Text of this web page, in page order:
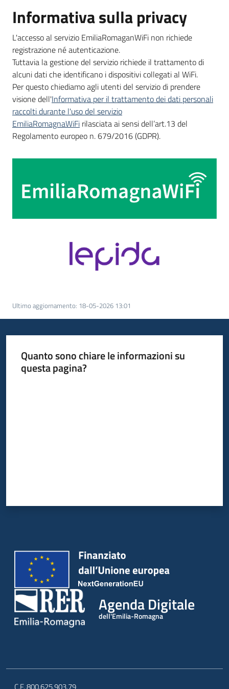
Informativa sulla privacy
L'accesso al servizio EmiliaRomaganWiFi non richiede
registrazione né autenticazione.
Tuttavia la gestione del servizio richiede il trattamento di
alcuni dati che identificano i dispositivi collegati al WiFi.
Per questo chiediamo agli utenti del servizio di prendere
visione dell'Informativa per il trattamento dei dati personali
raccolti durante l'uso del servizio
EmiliaRomagnaWiFi rilasciata ai sensi dell’art.13 del
Regolamento europeo n. 679/2016 (GDPR).
Ultimo aggiornamento: 18-05-2026 13:01
Quanto sono chiare le informazioni su
questa pagina?
Agenda Digitale
dell'Emilia-Romagna